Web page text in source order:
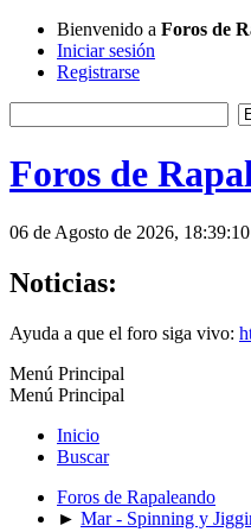
Bienvenido a Foros de
Iniciar sesión
Registrarse
Foros de
06 de Agosto de 2026,
Noticias:
Ayuda a que el foro siga vivo:
Menú Principal
Menú Principal
Inicio
Buscar
Foros de Rapaleando
► Mar - Spinning y